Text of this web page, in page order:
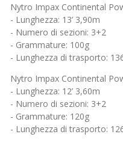
Nytro Impax Continental
- Lunghezza: 13’ 3,90m
- Numero di sezioni: 3+2
- Grammature: 100g
- Lunghezza di trasporto:
Nytro Impax Continental
- Lunghezza: 12’ 3,60m
- Numero di sezioni: 3+2
- Grammature: 120g
- Lunghezza di trasporto: